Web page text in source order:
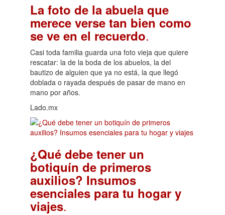
La foto de la abuela que
merece verse tan bien como
se ve en el recuerdo.
Casi toda familia guarda una foto vieja que quiere
rescatar: la de la boda de los abuelos, la del
bautizo de alguien que ya no está, la que llegó
doblada o rayada después de pasar de mano en
mano por años.
Lado.mx
¿Qué debe tener un
botiquín de primeros
auxilios? Insumos
esenciales para tu hogar y
viajes.